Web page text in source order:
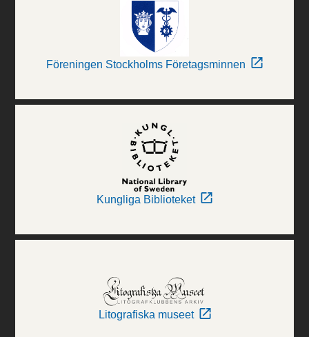
Föreningen Stockholms Företagsminnen
Kungliga Biblioteket
Litografiska museet